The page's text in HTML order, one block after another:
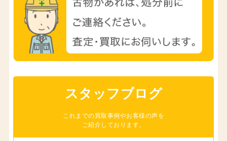
スタッフブログ
これまでの買取事例やお客様の声を
ご紹介しております。